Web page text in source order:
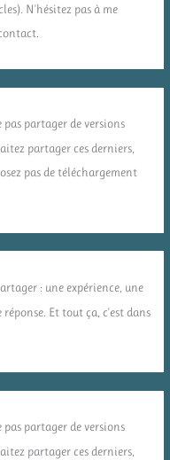
N'hésitez pas à me
pas partager de versions
partager ces derniers,
pas de téléchargement
: une expérience, une
Et tout ça, c'est dans
pas partager de versions
partager ces derniers,